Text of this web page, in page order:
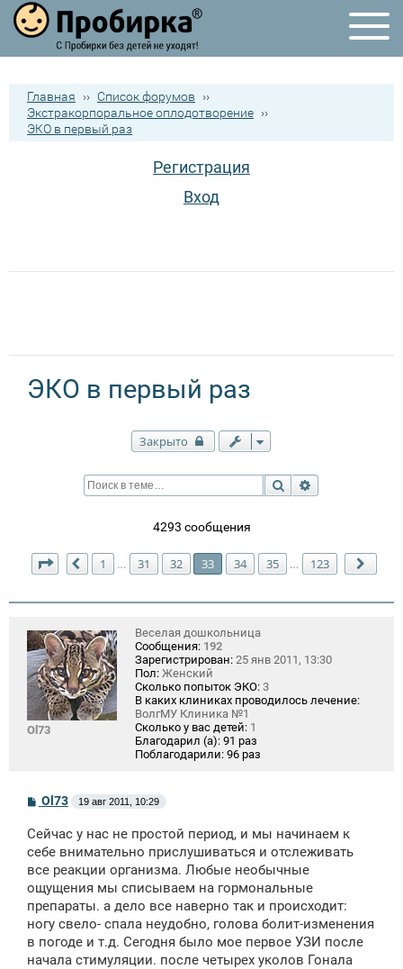
Главная ›› Список форумов
››
Экстракорпоральное оплодотворение ››
ЭКО в первый раз
Регистрация
Вход
ЭКО в первый раз
Закрыто
Поиск
4293 сообщения
Страница 33 из123
Пред.
1 … 31 32 33 34 35 … 123
Ol73
Веселая дошкольница
Сообщения: 192
Зарегистрирован: 25 янв 2011, 13:30
Пол: Женский
Сколько попыток ЭКО: 3
В каких клиниках проводилось лечение:
ВолгМУ Клиника №1
Сколько у вас детей: 1
Благодарил (а): 91 раз
Поблагодарили: 96 раз
С
б
щ
н
и
Ol73 19 авг 2011, 10:29
Сейчас у нас не простой период, и мы начинаем к
себе внимательно прислушиваться и отслеживать
все реакции организма. Любые необычные
ощущения мы списываем на гормональные
препараты. а дело все наверно так и происходит:
ногу свело- спала неудобно, голова болит-изменения
в погоде и т.д. Сегодня было мое первое УЗИ после
начала стимуляции. после четырех уколов Гонала